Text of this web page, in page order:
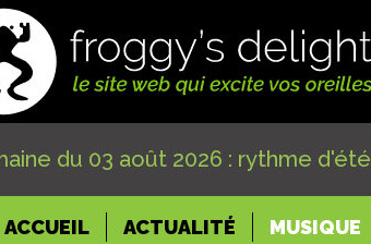
du 03 août 2026 : rythme d'été
ACCUEIL(CURRENT)
ACTUALITÉ MUSIQUE